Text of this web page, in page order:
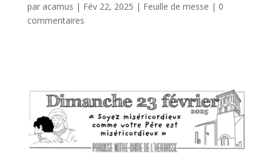
par acamus | Fév 22, 2025 | Feuille de messe | 0
commentaires